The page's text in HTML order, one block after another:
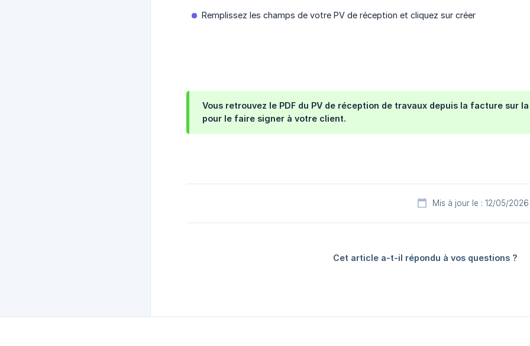
Remplissez les champs de votre PV de réception et cliquez sur créer
Vous retrouvez le PDF du PV de réception de travaux depuis la facture sur
pour le faire signer à votre client.
Mis à jour le : 12/05/2026
Cet article a-t-il répondu à vos questions ?